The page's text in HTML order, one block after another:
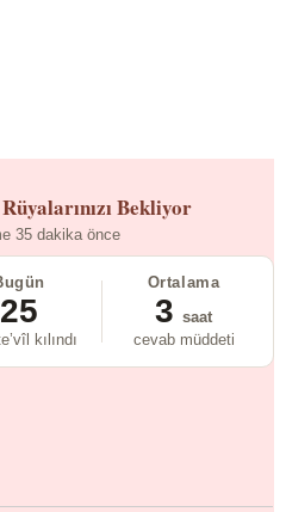
Rüyalarınızı Bekliyor
35 dakika önce
25
kılındı
Ortalama
3 saat
cevab müddeti